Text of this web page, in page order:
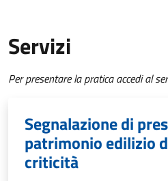
Servizi
Per presentare la pratica accedi al
Segnalazione di
patrimonio edilizio
criticità